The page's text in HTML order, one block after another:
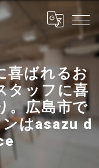
喜ばれるお
タッフに喜
。広島市で
はasazu d